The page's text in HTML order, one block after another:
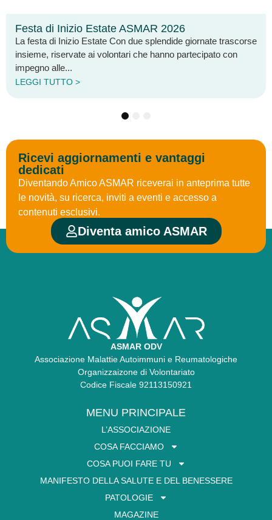
Festa di Inizio Estate ASMAR 2026
La festa di Inizio Estate Con due splendide giornate trascorse
insieme, riservate ai volontari che hanno partecipato con
impegno alle...
LEGGI TUTTO >
Ricevi aggiornamenti e vantaggi
dedicati
Diventando Amico ASMAR riceverai in anteprima tutte
le novità, su ricerca, inviti a eventi e accesso a
contenuti esclusivi.
Diventa amico ASMAR
ASMAR ODV
Associazione Malattie Autoimmuni e Reumatologiche
Organizzaizone di Volontariato
Codice Fiscale 92113150921
MENU PRINCIPALE
L’ASSOCIAZIONE
COSA FACCIAMO
COSA PUOI FARE TU
MANIFESTO DELLA SALUTE E DEL BENESSERE
PATOLOGIE
MAGAZINE